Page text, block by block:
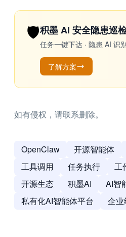
🛡️积墨 AI 安全隐患巡
任务一键下达 · 隐患 AI 识
了解方案
如有侵权，请联系删除。
OpenClaw 开源智能体
工具调用
任务执行 工
开源生态
积墨AI AI智
私有化AI智能体平台
企